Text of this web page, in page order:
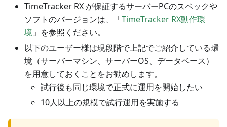
TimeTracker RX が保証するサーバーPCのスペックや
ソフトのバージョンは、「TimeTracker RX動作環
境 」を参照ください。
以下のユーザー様は現段階で上記でご紹介している環
境（サーバーマシン、サーバーOS、データベース）
を用意しておくことをお勧めします。
試行後も同じ環境で正式に運用を開始したい
10人以上の規模で試行運用を実施する